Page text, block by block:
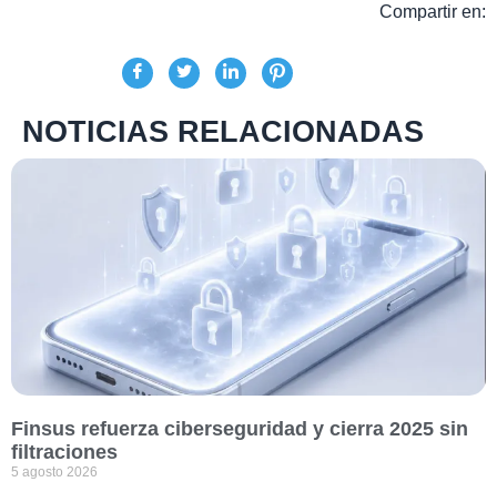
Compartir en:
NOTICIAS RELACIONADAS
Finsus refuerza ciberseguridad y cierra 2025 sin
filtraciones
5 agosto 2026